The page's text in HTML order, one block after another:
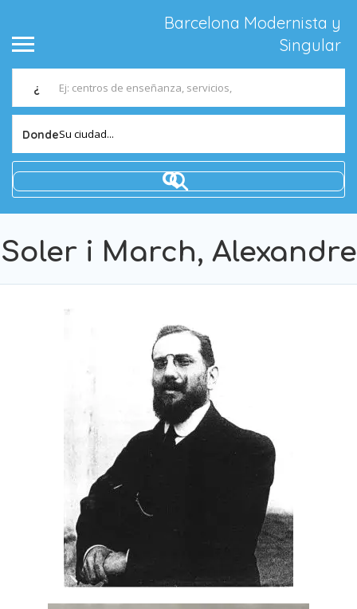
Barcelona Modernista y
Singular
¿
DondeSu ciudad...
Soler i March, Alexandre